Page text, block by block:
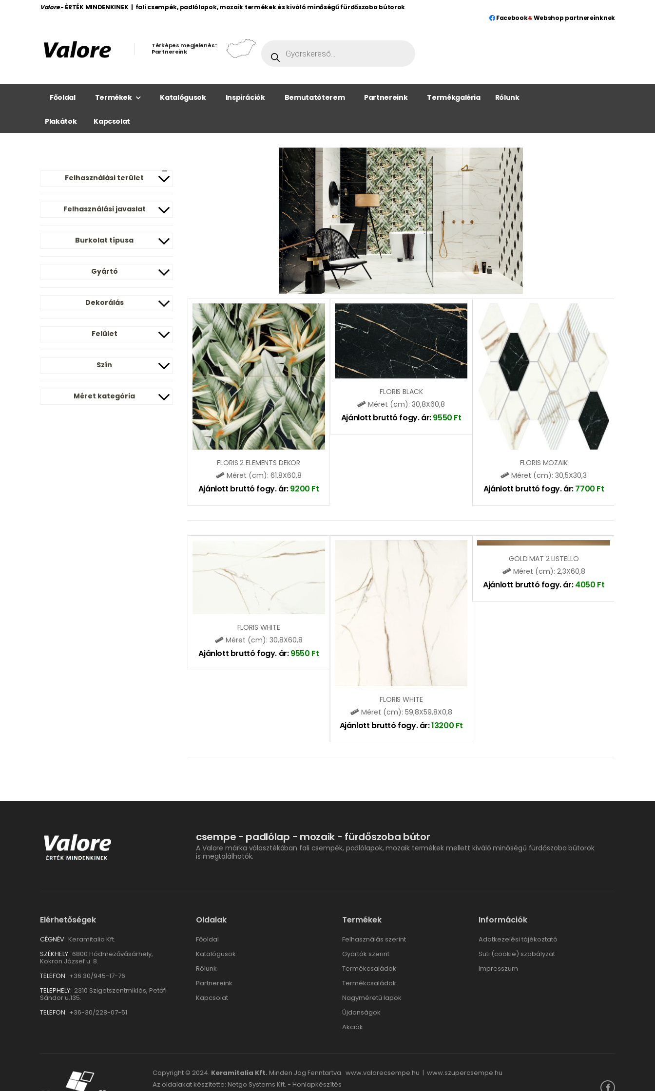
Valore - ÉRTÉK MINDENKINEK | fali csempék, padlólapok, mozaik termékek és kiváló minőségű fürdőszoba bútorok
Facebook
Webshop partnereinknek
Térképes megjelenés::
Partnereink
Főoldal Termékek Katalógusok Inspirációk Bemutatóterem Partnereink Termékgaléria Rólunk
Plakátok Kapcsolat
Felhasználási terület
Felhasználási javaslat
Burkolat típusa
Gyártó
Dekorálás
Felület
Szín
Méret kategória
FLORIS 2 ELEMENTS DEKOR
Méret (cm): 61,8X60,8
Ajánlott bruttó fogy. ár:9200 Ft
FLORIS BLACK
Méret (cm): 30,8X60,8
Ajánlott bruttó fogy. ár:9550 Ft
FLORIS MOZAIK
Méret (cm): 30,5X30,3
Ajánlott bruttó fogy. ár:7700 Ft
FLORIS WHITE
Méret (cm): 30,8X60,8
Ajánlott bruttó fogy. ár:9550 Ft
FLORIS WHITE
Méret (cm): 59,8X59,8X0,8
Ajánlott bruttó fogy. ár:13200 Ft
GOLD MAT 2 LISTELLO
Méret (cm): 2,3X60,8
Ajánlott bruttó fogy. ár:4050 Ft
csempe - padlólap - mozaik - fürdőszoba bútor
A Valore márka választékában fali csempék, padlólapok, mozaik termékek mellett kiváló minőségű fürdőszoba bútorok
is megtalálhatók.
Elérhetőségek
CÉGNÉV: Keramitalia Kft.
SZÉKHELY: 6800 Hódmezővásárhely,
Kokron József u. 8.
TELEFON: +36 30/945-17-76
TELEPHELY: 2310 Szigetszentmiklós, Petőfi
Sándor u.135.
TELEFON: +36-30/228-07-51
Oldalak
Főoldal
Katalógusok
Rólunk
Partnereink
Kapcsolat
Termékek
Felhasználás szerint
Gyártók szerint
Termékcsaládok
Termékcsaládok
Nagyméretű lapok
Újdonságok
Akciók
Információk
Adatkezelési tájékoztató
Süti (cookie) szabályzat
Impresszum
Copyright © 2024. Keramitalia Kft. Minden Jog Fenntartva. www.valorecsempe.hu | www.szupercsempe.hu
Az oldalakat készítette: Netgo Systems Kft. - Honlapkészítés